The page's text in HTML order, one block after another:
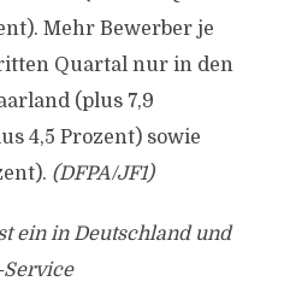
Mehr Bewerber je
Quartal nur in den
(plus 7,9
4,5 Prozent) sowie
(DFPA/JF1)
ein in Deutschland und